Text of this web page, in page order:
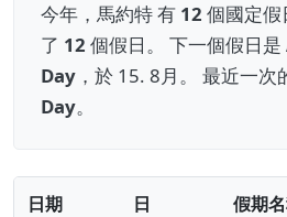
今年，馬約特 有 12 個國定
了 12 個假日。 下一個假日是
Day ，於 15. 8月。 最近一次
Day。
日期 日 假期